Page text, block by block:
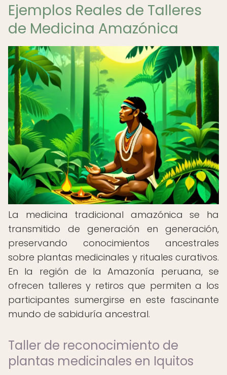
Ejemplos Reales de Talleres
de Medicina Amazónica
La medicina tradicional amazónica se ha
transmitido de generación en generación,
preservando conocimientos ancestrales
sobre plantas medicinales y rituales curativos.
En la región de la Amazonía peruana, se
ofrecen talleres y retiros que permiten a los
participantes sumergirse en este fascinante
mundo de sabiduría ancestral.
Taller de reconocimiento de
plantas medicinales en Iquitos